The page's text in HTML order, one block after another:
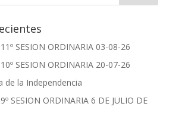
SESION ORDINARIA 03-08-26
SESION ORDINARIA 20-07-26
de la Independencia
SESION ORDINARIA 6 DE JULIO DE